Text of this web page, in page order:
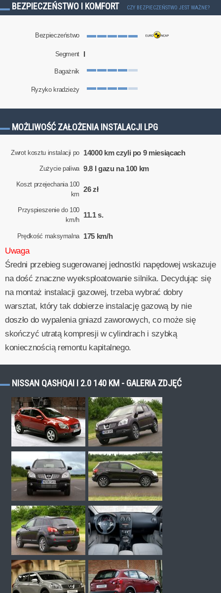
BEZPIECZEŃSTWO I KOMFORT CZY BEZPIECZEŃSTWO JEST WAŻNE?
Bezpieczeństwo
Segment I
Bagażnik
Ryzyko kradzieży
MOŻLIWOŚĆ ZAŁOŻENIA INSTALACJI LPG
Zwrot kosztu instalacji po 14000 km czyli po 9 miesiącach
Zużycie paliwa 9.8 l gazu na 100 km
Koszt przejechania 100
km
26 zł
Przyspieszenie do 100
km/h
11.1 s.
Prędkość maksymalna 175 km/h
Uwaga
Średni przebieg sugerowanej jednostki napędowej wskazuje
na dość znaczne wyeksploatowanie silnika. Decydując się
na montaż instalacji gazowej, trzeba wybrać dobry
warsztat, który tak dobierze instalację gazową by nie
doszło do wypalenia gniazd zaworowych, co może się
skończyć utratą kompresji w cylindrach i szybką
koniecznością remontu kapitalnego.
NISSAN QASHQAI I 2.0 140 KM - GALERIA ZDJĘĆ